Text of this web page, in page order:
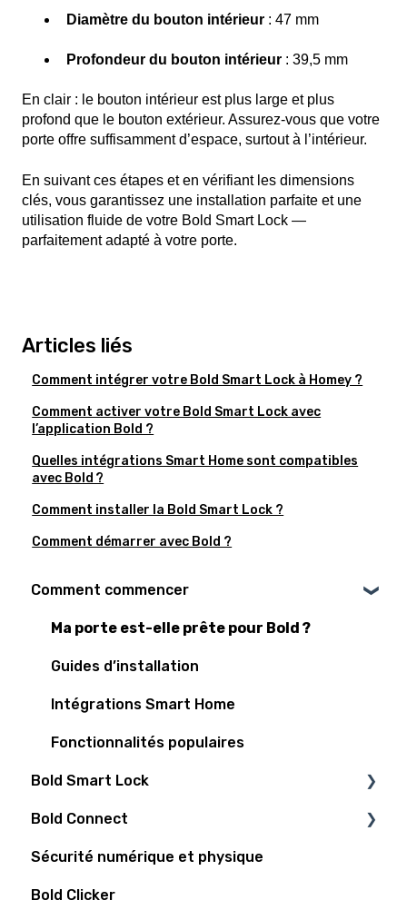
Diamètre du bouton intérieur : 47 mm
Profondeur du bouton intérieur : 39,5 mm
En clair : le bouton intérieur est plus large et plus
profond que le bouton extérieur. Assurez-vous que votre
porte offre suffisamment d’espace, surtout à l’intérieur.
En suivant ces étapes et en vérifiant les dimensions
clés, vous garantissez une installation parfaite et une
utilisation fluide de votre Bold Smart Lock —
parfaitement adapté à votre porte.
Articles liés
Comment intégrer votre Bold Smart Lock à Homey ?
Comment activer votre Bold Smart Lock avec
l’application Bold ?
Quelles intégrations Smart Home sont compatibles
avec Bold ?
Comment installer la Bold Smart Lock ?
Comment démarrer avec Bold ?
Comment commencer
Ma porte est-elle prête pour Bold ?
Guides d’installation
Intégrations Smart Home
Fonctionnalités populaires
Bold Smart Lock
Assistance
Bold Elite
Batterie
Bold Connect
Bold Connect
Bold Controller
Sécurité numérique et physique
Bold Clicker